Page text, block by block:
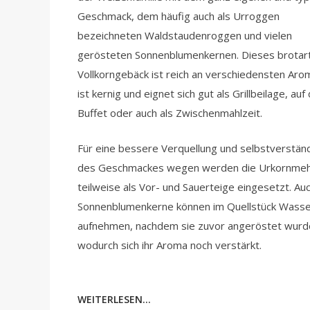
Geschmack, dem häufig auch als Urroggen
bezeichneten Waldstaudenroggen und vielen
gerösteten Sonnenblumenkernen. Dieses
Vollkorngebäck ist reich an verschiedensten
ist kernig und eignet sich gut als Grillbeilage, auf
Buffet oder auch als Zwischenmahlzeit.
Für eine bessere Verquellung und
des Geschmackes wegen werden die
teilweise als Vor- und Sauerteige eingesetzt.
Sonnenblumenkerne können im Quellstück
aufnehmen, nachdem sie zuvor angeröstet
wodurch sich ihr Aroma noch verstärkt.
WEITERLESEN...